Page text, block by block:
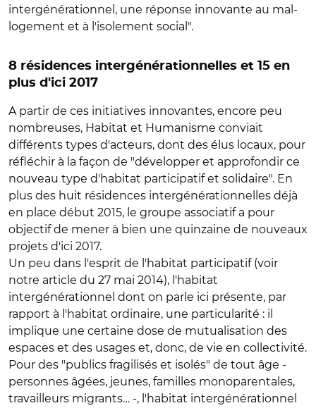
intergénérationnel, une réponse innovante au mal-
logement et à l'isolement social".
8 résidences intergénérationnelles et 15 en
plus d'ici 2017
A partir de ces initiatives innovantes, encore peu
nombreuses, Habitat et Humanisme conviait
différents types d'acteurs, dont des élus locaux, pour
réfléchir à la façon de "développer et approfondir ce
nouveau type d'habitat participatif et solidaire". En
plus des huit résidences intergénérationnelles déjà
en place début 2015, le groupe associatif a pour
objectif de mener à bien une quinzaine de nouveaux
projets d'ici 2017.
Un peu dans l'esprit de l'habitat participatif (voir
notre article du 27 mai 2014), l'habitat
intergénérationnel dont on parle ici présente, par
rapport à l'habitat ordinaire, une particularité : il
implique une certaine dose de mutualisation des
espaces et des usages et, donc, de vie en collectivité.
Pour des "publics fragilisés et isolés" de tout âge -
personnes âgées, jeunes, familles monoparentales,
travailleurs migrants… -, l'habitat intergénérationnel